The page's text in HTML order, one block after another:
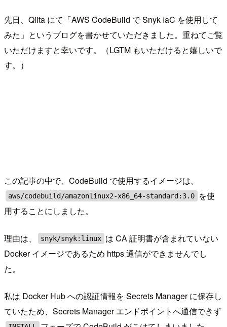
先日、Qiita にて「AWS CodeBuild で Snyk IaC を使用して
みた」というブログを書かせていただきました。重ねてご覧
いただけますと幸いです。（LGTM もいただけると嬉しいで
す。）
この記事の中で、CodeBuild で使用するイメージは、
aws/codebuild/amazonlinux2-x86_64-standard:3.0
を使
用することにしました。
理由は、 snyk/snyk:linux は CA 証明書が含まれていない
Docker イメージであるため https 通信ができませんでし
た。
私は Docker Hub への認証情報を Secrets Manager に保存し
ていたため、Secrets Manager エンドポイントへ通信できず